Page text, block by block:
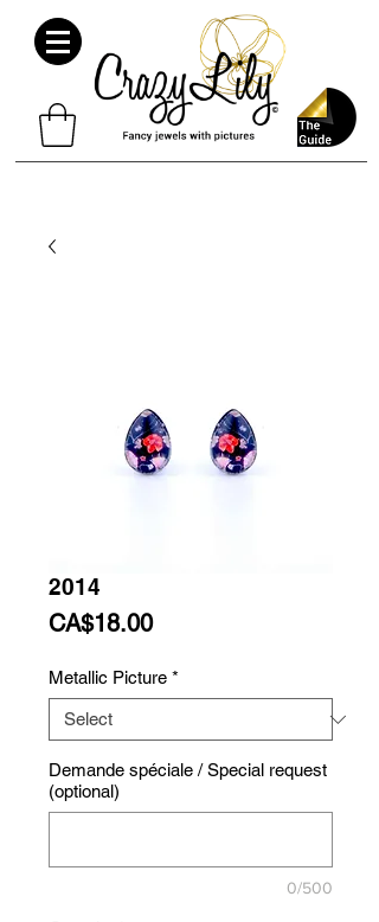
2014
CA$18.00Price
Metallic Picture *
Demande spéciale / Special request
(optional)
0/500